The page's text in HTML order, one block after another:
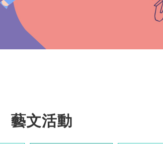
藝文活動